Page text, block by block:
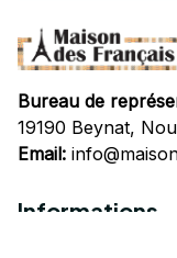
Bureau de
19190 Beynat,
Email:
Informations